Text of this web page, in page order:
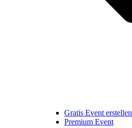
Gratis Event erstellen
Premium Event